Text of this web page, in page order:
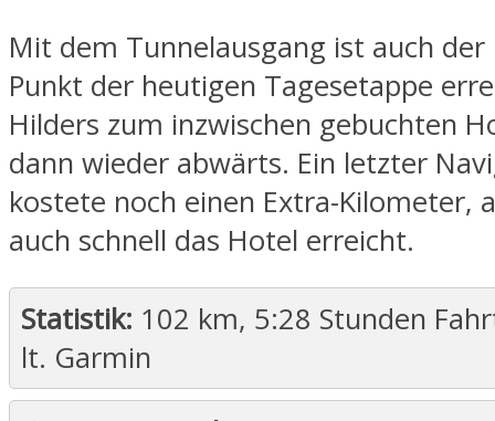
Mit dem Tunnelausgang ist auch der
Punkt der heutigen Tagesetappe
Hilders zum inzwischen gebuchten
dann wieder abwärts. Ein letzter
kostete noch einen Extra-Kilometer,
auch schnell das Hotel erreicht.
Statistik: 102 km, 5:28 Stunden
lt. Garmin